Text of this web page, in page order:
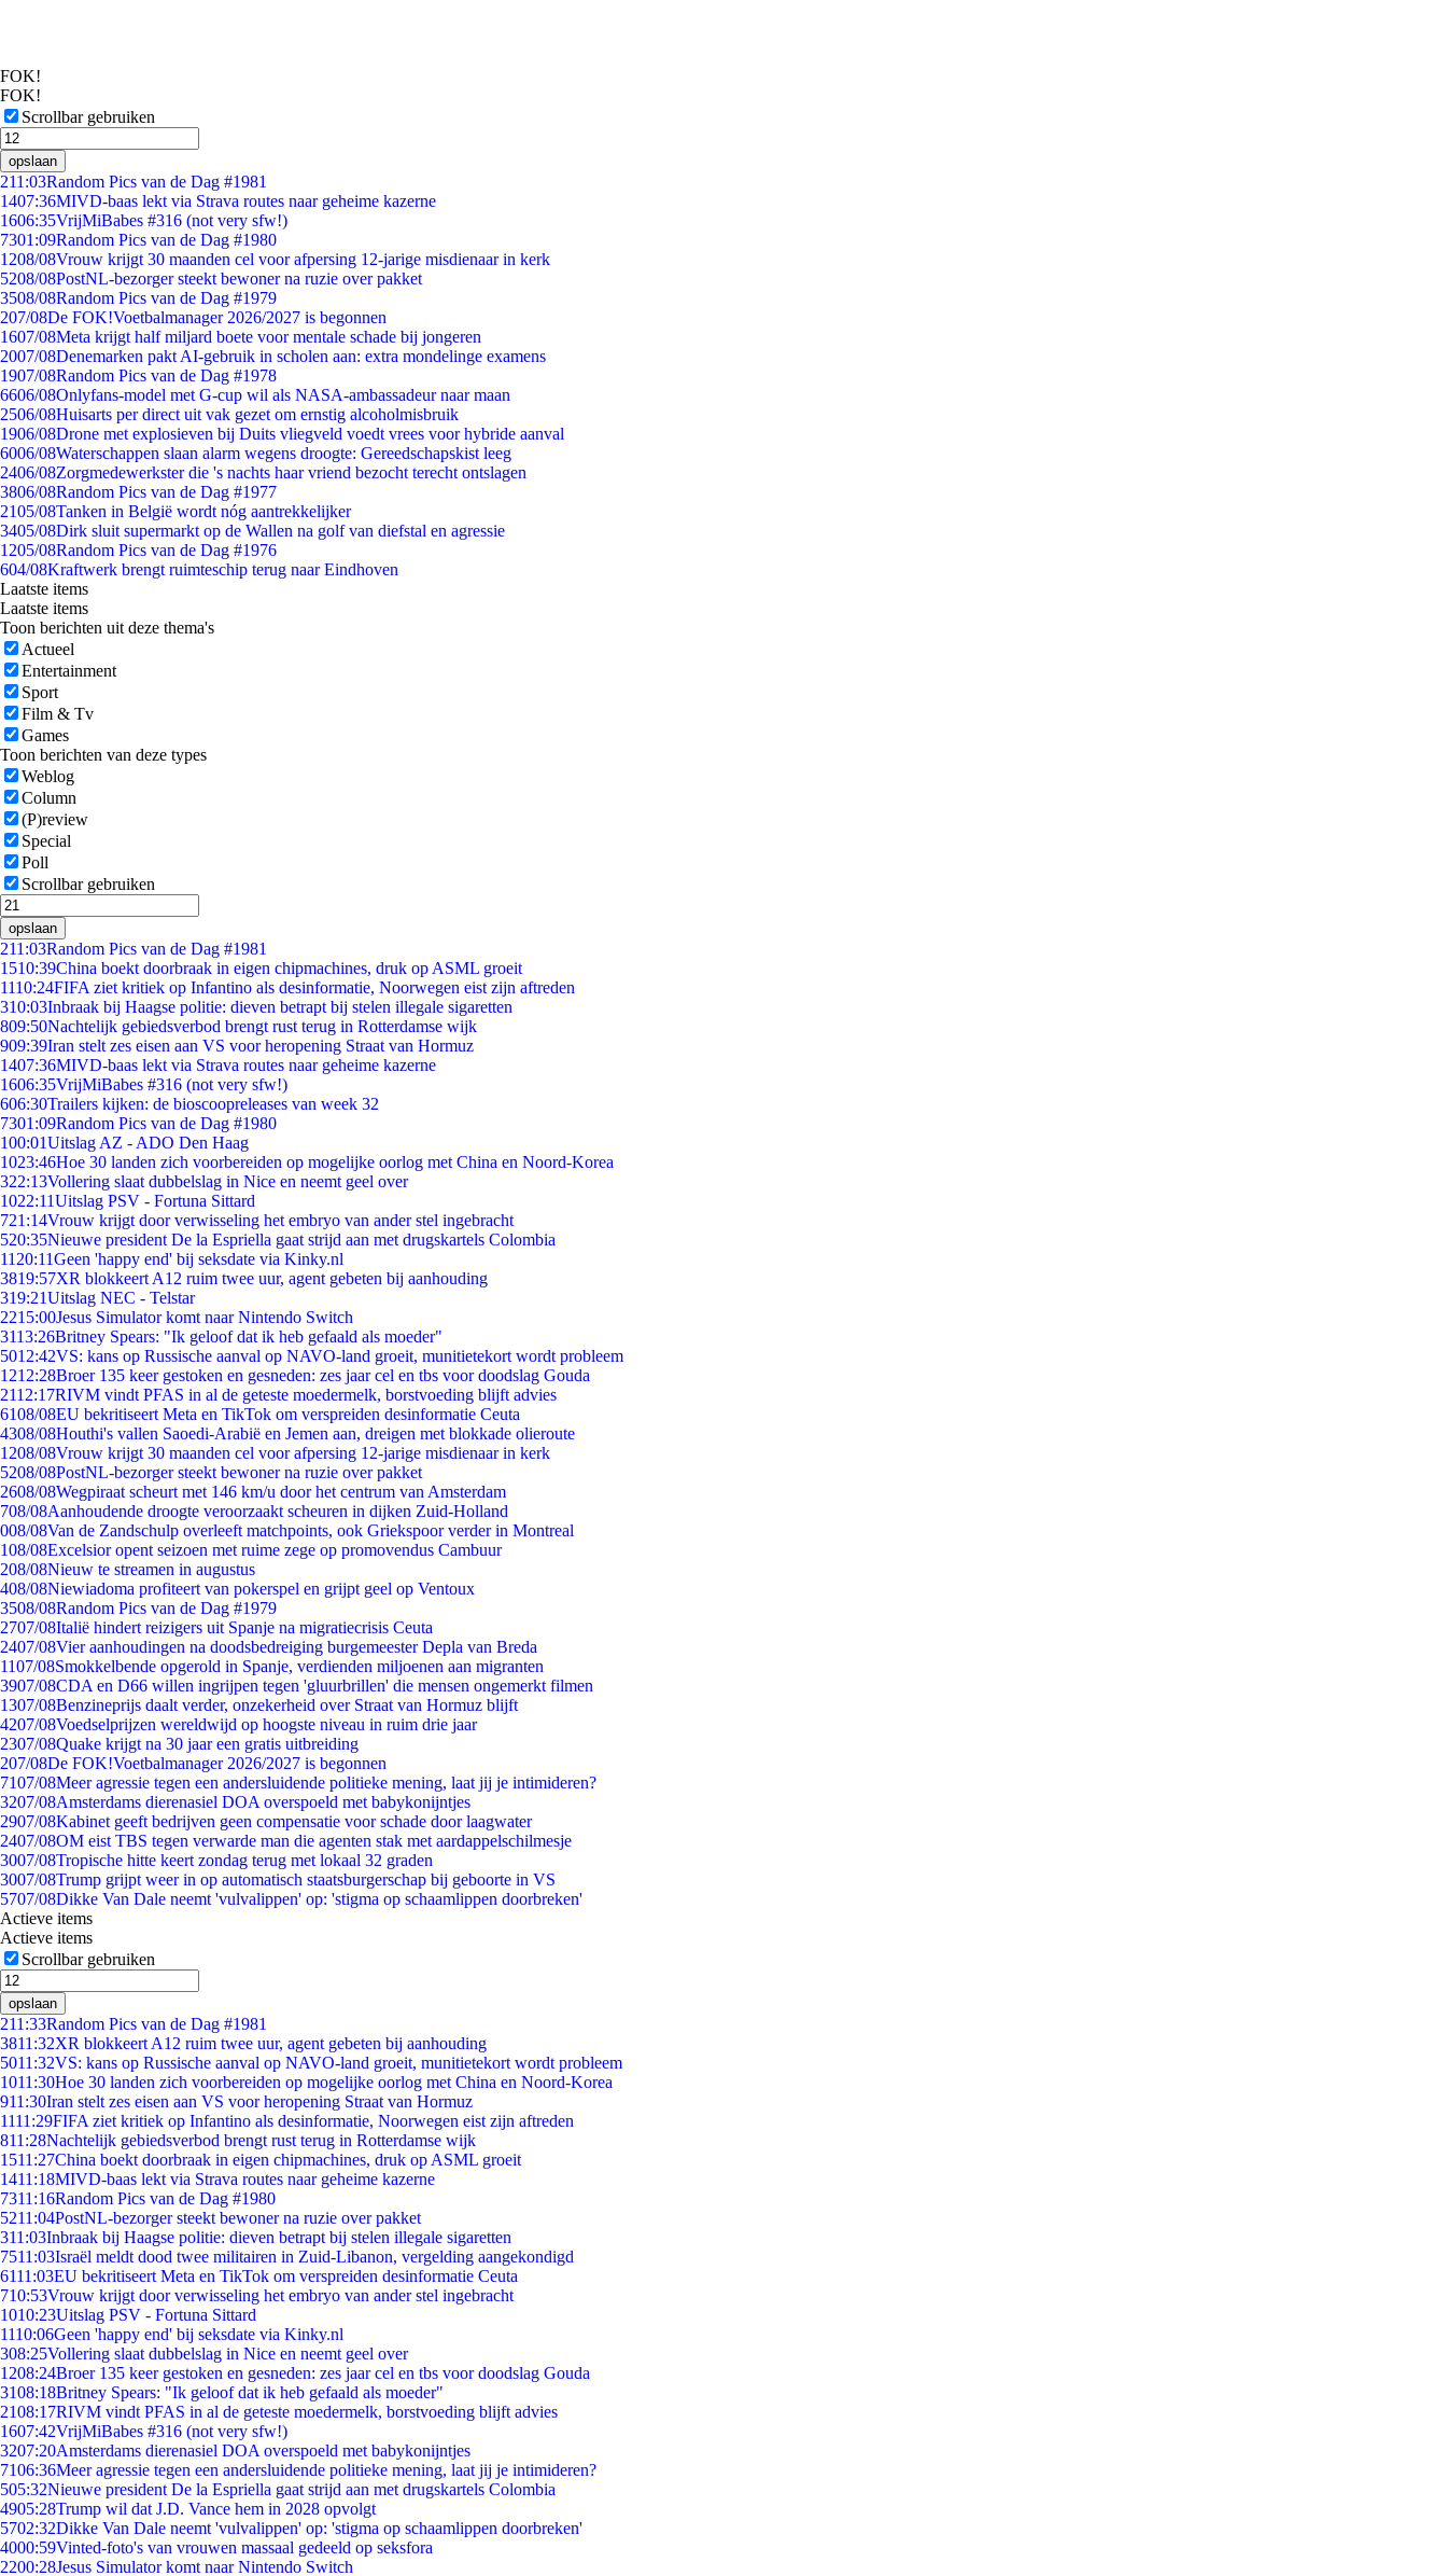
FOK!
FOK!
Scrollbar gebruiken
opslaan
211:03Random Pics van de Dag #1981
1407:36MIVD-baas lekt via Strava routes naar geheime kazerne
1606:35VrijMiBabes #316 (not very sfw!)
7301:09Random Pics van de Dag #1980
1208/08Vrouw krijgt 30 maanden cel voor afpersing 12-jarige misdienaar in kerk
5208/08PostNL-bezorger steekt bewoner na ruzie over pakket
3508/08Random Pics van de Dag #1979
207/08De FOK!Voetbalmanager 2026/2027 is begonnen
1607/08Meta krijgt half miljard boete voor mentale schade bij jongeren
2007/08Denemarken pakt AI-gebruik in scholen aan: extra mondelinge examens
1907/08Random Pics van de Dag #1978
6606/08Onlyfans-model met G-cup wil als NASA-ambassadeur naar maan
2506/08Huisarts per direct uit vak gezet om ernstig alcoholmisbruik
1906/08Drone met explosieven bij Duits vliegveld voedt vrees voor hybride aanval
6006/08Waterschappen slaan alarm wegens droogte: Gereedschapskist leeg
2406/08Zorgmedewerkster die 's nachts haar vriend bezocht terecht ontslagen
3806/08Random Pics van de Dag #1977
2105/08Tanken in België wordt nóg aantrekkelijker
3405/08Dirk sluit supermarkt op de Wallen na golf van diefstal en agressie
1205/08Random Pics van de Dag #1976
604/08Kraftwerk brengt ruimteschip terug naar Eindhoven
Laatste items
Laatste items
Toon berichten uit deze thema's
Actueel
Entertainment
Sport
Film & Tv
Games
Toon berichten van deze types
Weblog
Column
(P)review
Special
Poll
Scrollbar gebruiken
opslaan
211:03Random Pics van de Dag #1981
1510:39China boekt doorbraak in eigen chipmachines, druk op ASML groeit
1110:24FIFA ziet kritiek op Infantino als desinformatie, Noorwegen eist zijn aftreden
310:03Inbraak bij Haagse politie: dieven betrapt bij stelen illegale sigaretten
809:50Nachtelijk gebiedsverbod brengt rust terug in Rotterdamse wijk
909:39Iran stelt zes eisen aan VS voor heropening Straat van Hormuz
1407:36MIVD-baas lekt via Strava routes naar geheime kazerne
1606:35VrijMiBabes #316 (not very sfw!)
606:30Trailers kijken: de bioscoopreleases van week 32
7301:09Random Pics van de Dag #1980
100:01Uitslag AZ - ADO Den Haag
1023:46Hoe 30 landen zich voorbereiden op mogelijke oorlog met China en Noord-Korea
322:13Vollering slaat dubbelslag in Nice en neemt geel over
1022:11Uitslag PSV - Fortuna Sittard
721:14Vrouw krijgt door verwisseling het embryo van ander stel ingebracht
520:35Nieuwe president De la Espriella gaat strijd aan met drugskartels Colombia
11 20:11Geen 'happy end' bij seksdate via Kinky.nl
3819:57XR blokkeert A12 ruim twee uur, agent gebeten bij aanhouding
319:21Uitslag NEC - Telstar
2215:00Jesus Simulator komt naar Nintendo Switch
3113:26Britney Spears: "Ik geloof dat ik heb gefaald als moeder"
5012:42VS: kans op Russische aanval op NAVO-land groeit, munitietekort wordt probleem
1212:28Broer 135 keer gestoken en gesneden: zes jaar cel en tbs voor doodslag Gouda
2112:17RIVM vindt PFAS in al de geteste moedermelk, borstvoeding blijft advies
6108/08EU bekritiseert Meta en TikTok om verspreiden desinformatie Ceuta
4308/08Houthi's vallen Saoedi-Arabië en Jemen aan, dreigen met blokkade olieroute
1208/08Vrouw krijgt 30 maanden cel voor afpersing 12-jarige misdienaar in kerk
5208/08PostNL-bezorger steekt bewoner na ruzie over pakket
2608/08Wegpiraat scheurt met 146 km/u door het centrum van Amsterdam
708/08Aanhoudende droogte veroorzaakt scheuren in dijken Zuid-Holland
008/08Van de Zandschulp overleeft matchpoints, ook Griekspoor verder in Montreal
108/08Excelsior opent seizoen met ruime zege op promovendus Cambuur
208/08Nieuw te streamen in augustus
408/08Niewiadoma profiteert van pokerspel en grijpt geel op Ventoux
3508/08Random Pics van de Dag #1979
2707/08Italië hindert reizigers uit Spanje na migratiecrisis Ceuta
2407/08Vier aanhoudingen na doodsbedreiging burgemeester Depla van Breda
1107/08Smokkelbende opgerold in Spanje, verdienden miljoenen aan migranten
3907/08CDA en D66 willen ingrijpen tegen 'gluurbrillen' die mensen ongemerkt filmen
1307/08Benzineprijs daalt verder, onzekerheid over Straat van Hormuz blijft
4207/08Voedselprijzen wereldwijd op hoogste niveau in ruim drie jaar
2307/08Quake krijgt na 30 jaar een gratis uitbreiding
207/08De FOK!Voetbalmanager 2026/2027 is begonnen
7107/08Meer agressie tegen een andersluidende politieke mening, laat jij je intimideren?
3207/08Amsterdams dierenasiel DOA overspoeld met babykonijntjes
2907/08Kabinet geeft bedrijven geen compensatie voor schade door laagwater
2407/08OM eist TBS tegen verwarde man die agenten stak met aardappelschilmesje
3007/08Tropische hitte keert zondag terug met lokaal 32 graden
3007/08Trump grijpt weer in op automatisch staatsburgerschap bij geboorte in VS
5707/08Dikke Van Dale neemt 'vulvalippen' op: 'stigma op schaamlippen doorbreken'
Actieve items
Actieve items
Scrollbar gebruiken
opslaan
211:33Random Pics van de Dag #1981
3811:32XR blokkeert A12 ruim twee uur, agent gebeten bij aanhouding
5011:32VS: kans op Russische aanval op NAVO-land groeit, munitietekort wordt probleem
1011:30Hoe 30 landen zich voorbereiden op mogelijke oorlog met China en Noord-Korea
911:30Iran stelt zes eisen aan VS voor heropening Straat van Hormuz
1111:29FIFA ziet kritiek op Infantino als desinformatie, Noorwegen eist zijn aftreden
811:28Nachtelijk gebiedsverbod brengt rust terug in Rotterdamse wijk
1511:27China boekt doorbraak in eigen chipmachines, druk op ASML groeit
1411:18MIVD-baas lekt via Strava routes naar geheime kazerne
7311:16Random Pics van de Dag #1980
5211:04PostNL-bezorger steekt bewoner na ruzie over pakket
311:03Inbraak bij Haagse politie: dieven betrapt bij stelen illegale sigaretten
7511:03Israël meldt dood twee militairen in Zuid-Libanon, vergelding aangekondigd
6111:03EU bekritiseert Meta en TikTok om verspreiden desinformatie Ceuta
710:53Vrouw krijgt door verwisseling het embryo van ander stel ingebracht
1010:23Uitslag PSV - Fortuna Sittard
1110:06Geen 'happy end' bij seksdate via Kinky.nl
308:25Vollering slaat dubbelslag in Nice en neemt geel over
1208:24Broer 135 keer gestoken en gesneden: zes jaar cel en tbs voor doodslag Gouda
3108:18Britney Spears: "Ik geloof dat ik heb gefaald als moeder"
2108:17RIVM vindt PFAS in al de geteste moedermelk, borstvoeding blijft advies
1607:42VrijMiBabes #316 (not very sfw!)
3207:20Amsterdams dierenasiel DOA overspoeld met babykonijntjes
7106:36Meer agressie tegen een andersluidende politieke mening, laat jij je intimideren?
505:32Nieuwe president De la Espriella gaat strijd aan met drugskartels Colombia
4905:28Trump wil dat J.D. Vance hem in 2028 opvolgt
5702:32Dikke Van Dale neemt 'vulvalippen' op: 'stigma op schaamlippen doorbreken'
4000:59Vinted-foto's van vrouwen massaal gedeeld op seksfora
2200:28Jesus Simulator komt naar Nintendo Switch